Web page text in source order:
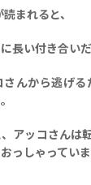
まれると、
長い付き合いだ
さんから逃げ
アッコさんは
っしゃっていま